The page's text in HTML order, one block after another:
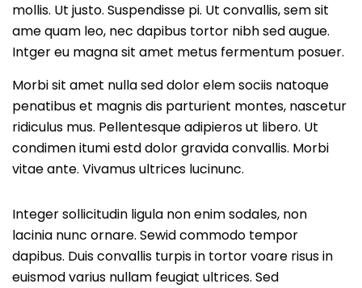
mollis. Ut justo. Suspendisse pi. Ut convallis, sem sit
ame quam leo, nec dapibus tortor nibh sed augue.
Intger eu magna sit amet metus fermentum posuer.
Morbi sit amet nulla sed dolor elem sociis natoque
penatibus et magnis dis parturient montes, nascetur
ridiculus mus. Pellentesque adipieros ut libero. Ut
condimen itumi estd dolor gravida convallis. Morbi
vitae ante. Vivamus ultrices lucinunc.
Integer sollicitudin ligula non enim sodales, non
lacinia nunc ornare. Sewid commodo tempor
dapibus. Duis convallis turpis in tortor voare risus in
euismod varius nullam feugiat ultrices. Sed